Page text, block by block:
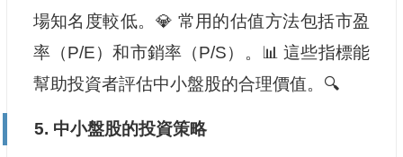
場知名度較低。💎 常用的估值方法包括市盈
率（P/E）和市銷率（P/S）。📊 這些指標能
幫助投資者評估中小盤股的合理價值。🔍
5. 中小盤股的投資策略